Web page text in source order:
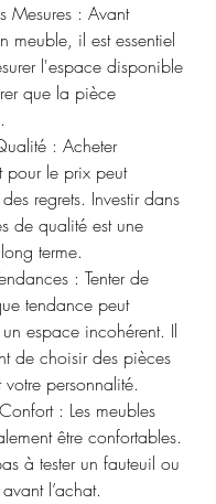
Mesures : Avant
meuble, il est essentiel
l'espace disponible
que la pièce
: Acheter
pour le prix peut
regrets. Investir dans
de qualité est une
terme.
: Tenter de
tendance peut
espace incohérent. Il
de choisir des pièces
personnalité.
: Les meubles
être confortables.
à tester un fauteuil ou
l’achat.